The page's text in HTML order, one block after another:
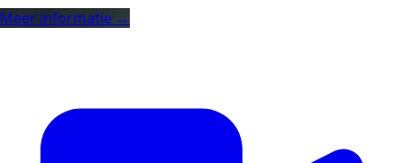
Meer informatie →